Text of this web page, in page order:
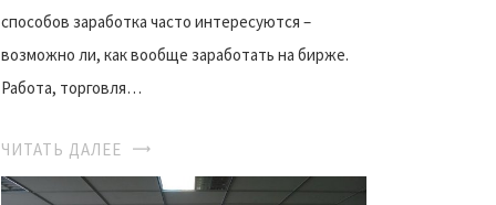
способов заработка часто интересуются –
возможно ли, как вообще заработать на бирже.
Работа, торговля…
ЧИТАТЬ ДАЛЕЕ